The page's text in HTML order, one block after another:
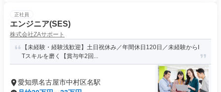
正社員
エンジニア(SES)
株式会社ZAサポート
【未経験・経験浅歓迎】土日祝休み／年間休日120日／未経験からI
Tスキルを磨く【賞与年2回...
愛知県名古屋市中村区名駅